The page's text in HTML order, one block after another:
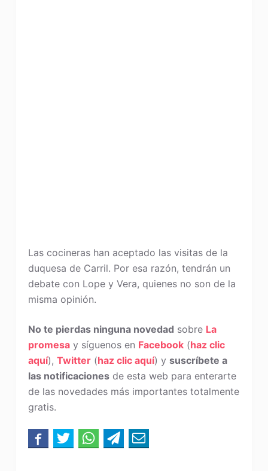
Las cocineras han aceptado las visitas de la
duquesa de Carril. Por esa razón, tendrán un
debate con Lope y Vera, quienes no son de la
misma opinión.
No te pierdas ninguna novedad sobre La
promesay síguenos en Facebook(haz clic
aquí), Twitter(haz clic aquí) y suscríbete a
las notificacionesde esta web para enterarte
de las novedades más importantes totalmente
gratis.